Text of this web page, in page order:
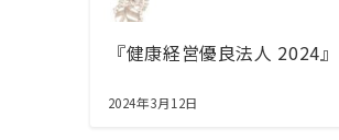
『健康経営優良法人 2024
2024年3月12日